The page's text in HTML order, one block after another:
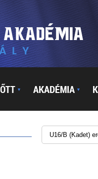
▼ AKADÉMIA ▼
U16/B (Kadet)